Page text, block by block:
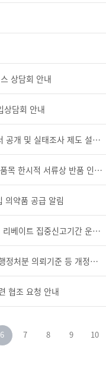
상담회 안내
상담회 안내
(유통협2024-122,123) 24년 지출보고서 공개 및 실태조사 제도 설명회 개최 안내 (추가 개최 포함)
(유통협2024-99) 아세트아미노펜 16개 품목 한시적 서류상 반품 인정 안내
의약품 공급 알림
(유통협2024-91) 의약품, 의료기기 불법 리베이트 집중신고기간 운영 안내
(유통협2024-69) 의약품 공급내역보고 행정처분 의뢰기준 등 개정사항 설명회 안내
협조 요청 안내
6 7 8 9 10